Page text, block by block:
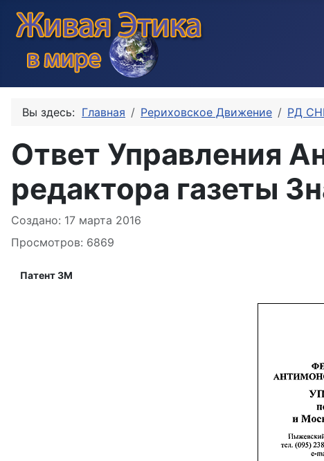
Вы здесь: Главная Рериховское Движение РД
Ответ Управления
редактора газеты
Информация о материале
Создано: 17 марта 2016
Просмотров: 6869
Патент ЗМ